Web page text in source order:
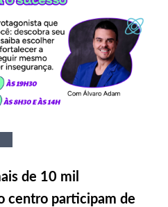
de 10 mil
centro participam de